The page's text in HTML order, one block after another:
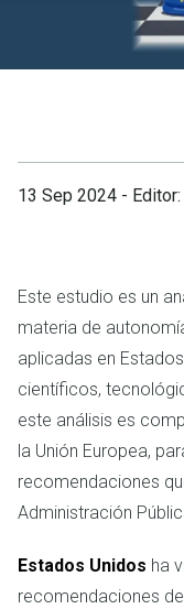
13 Sep 2024 - Editor:
Este estudio es un
materia de
aplicadas en
científicos,
este análisis es
la Unión Europea,
recomendaciones
Administración
Estados Unidos ha
recomendaciones